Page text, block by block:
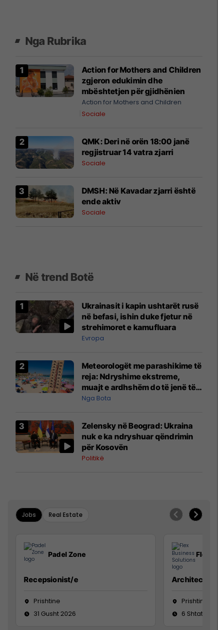
Nga Rubrika
Action for Mothers and Children
zgjeron edukimin dhe
mbështetjen për gjidhënien
Action for Mothers and Children
Sociale
QMK: Deri në orën 18:00 janë
regjistruar 14 vatra zjarri
Sociale
DMSH: Në Kavadar zjarri është
ende aktiv
Sociale
Në trend Botë
Ukrainasit i kapin ushtarët rusë
në befasi, ishin duke fjetur në
strehimoret e kamufluara
Evropa
Meteorologët me parashikime të
reja: Ndryshime ekstreme,
muajt e ardhshëm do të jenë të
pazakontë
Nga Bota
Zelensky në Beograd: Ukraina
nuk e ka ndryshuar qëndrimin
për Kosovën
Politikë
Jobs Real Estate
Padel Zone
Recepsionist/e
Prishtine
31 Gusht 2026
Flex
Architect
Prishtinë
6 Shtator